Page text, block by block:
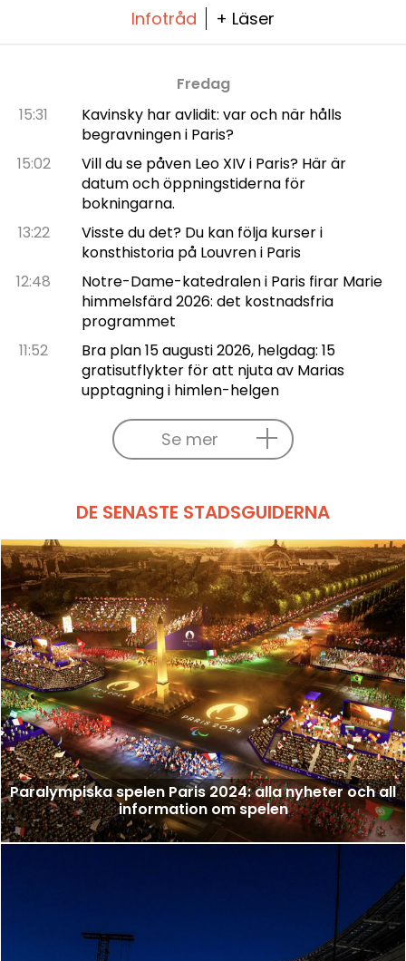
Infotråd + Läser
Fredag
15:31
Kavinsky har avlidit: var och när hålls
begravningen i Paris?
15:02
Vill du se påven Leo XIV i Paris? Här är
datum och öppningstiderna för
bokningarna.
13:22
Visste du det? Du kan följa kurser i
konsthistoria på Louvren i Paris
12:48
Notre-Dame-katedralen i Paris firar Marie
himmelsfärd 2026: det kostnadsfria
programmet
11:52
Bra plan 15 augusti 2026, helgdag: 15
gratisutflykter för att njuta av Marias
upptagning i himlen-helgen
Se mer
DE SENASTE STADSGUIDERNA
Paralympiska spelen Paris 2024: alla nyheter och all
information om spelen